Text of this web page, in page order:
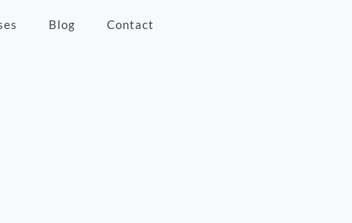
Blog Contact